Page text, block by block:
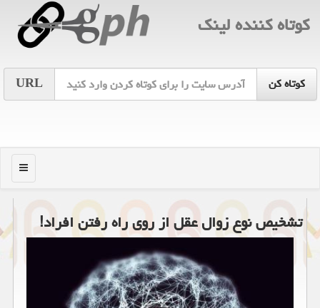
كوتاه كننده لینك
URL
منو
تشخیص نوع زوال عقل از روی راه رفتن افراد!